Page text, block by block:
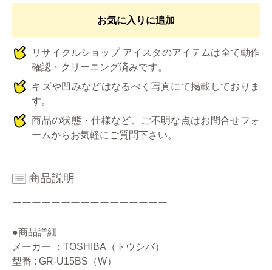
お気に入りに追加
リサイクルショップ アイスタのアイテムは全て動作
確認・クリーニング済みです。
キズや凹みなどはなるべく写真にて掲載しておりま
す。
商品の状態・仕様など、ご不明な点はお問合せフォ
ームからお気軽にご質問下さい。
商品説明
ーーーーーーーーーーーーーーーー
●商品詳細
メーカー ：TOSHIBA（トウシバ）
型番 : GR-U15BS（W）